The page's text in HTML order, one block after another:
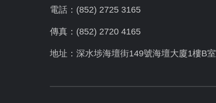
電話：(852) 2725 3165
傳真：(852) 2720 4165
地址：深水埗海壇街149號海壇大廈1樓B室